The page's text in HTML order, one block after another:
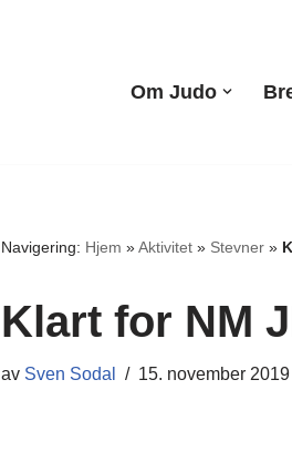
Om Judo
Navigering: Hjem »Aktivitet» Stevner»
Klart for NM
av Sven Sodal 15. november 2019